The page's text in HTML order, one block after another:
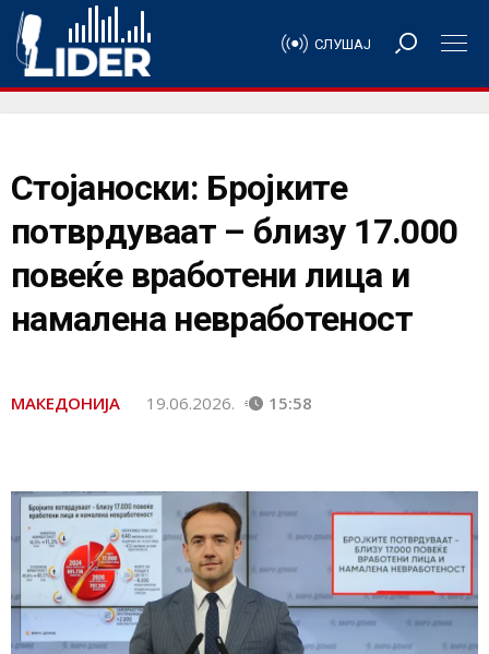
СЛУШАЈ
Стојаноски: Бројките
потврдуваат – близу 17.000
повеќе вработени лица и
намалена невработеност
МАКЕДОНИЈА 19.06.2026. 15:58